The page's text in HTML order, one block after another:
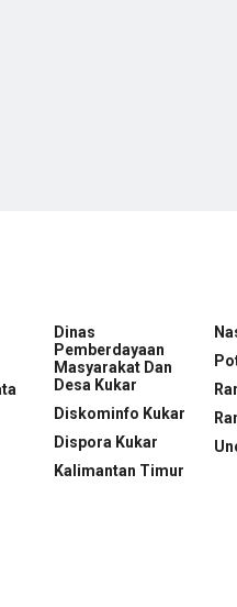
Dinas
Pemberdayaan
Masyarakat Dan
Desa Kukar
Diskominfo Kukar
Dispora Kukar
Kalimantan Timur